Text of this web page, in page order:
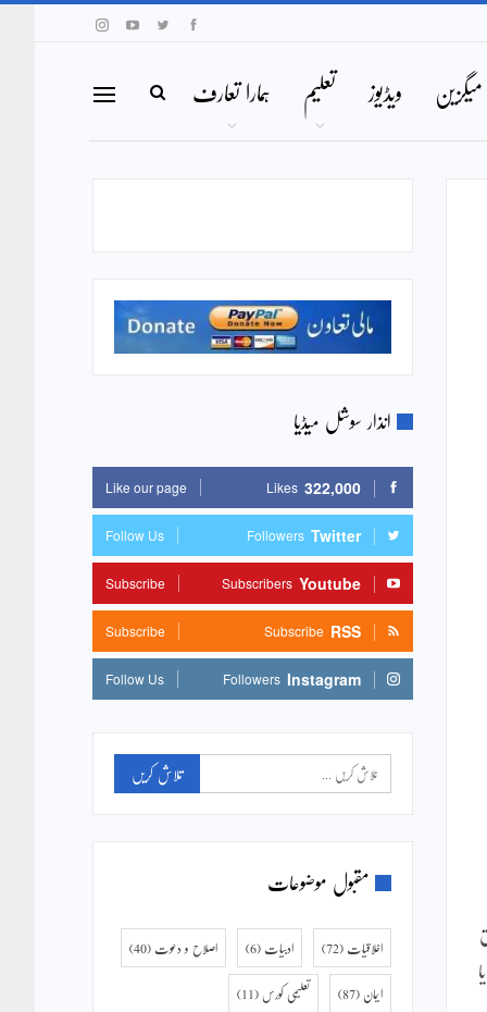
میگزین ویڈیوز تعلیم ہمارا تعارف
مطابق
انذار سوشل میڈیا
322,000
Likes
Like our page
Twitter
Followers
Follow Us
Youtube
Subscribers
Subscribe
RSS
Subscribe
Subscribe
Instagram
Followers
Follow Us
مقبول موضوعات
اخلاقیات (72) ادبیات (6) اصلاح و دعوت (40)
ایمان (87) تعلیمی کورس (11)